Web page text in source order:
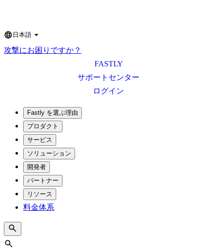
Language
日本語
攻撃にお困りですか？
FASTLY
サポートセンター
ログイン
Fastly を選ぶ理由
プロダクト
サービス
ソリューション
開発者
パートナー
リソース
料金体系
Search